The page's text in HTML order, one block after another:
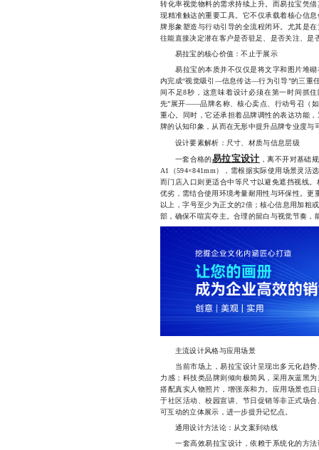
转化率视觉物料的需求持续上升。而易拉宝凭
现精准触达的重要工具。它不仅承载着核心信
牌形象塑造与行动引导的全流程闭环。尤其是
往能直接决定潜在客户是否驻足、是否关注、是
易拉宝的核心价值：不止于展示
易拉宝的本质并不仅仅是将文字和图片堆砌
内完成“视觉吸引—信息传达—行为引导”的三重
间不足8秒，这意味着设计必须在第一时间抓
先”展开——品牌名称、核心卖点、行动号召（
重心。同时，它还承担着品牌调性的表达功能
牌的认知印象，从而在无形中提升品牌专业度与
设计要素解析：尺寸、材质与信息层级
一套合格的易拉宝设计 ，离不开对基础
A1（594×841mm），需根据实际使用场景灵活
而门店入口则更适合中等尺寸以避免遮挡视线
优劣，需结合使用环境考量耐用性与环保性。更
以上，字号至少为正文的2倍；核心信息用加粗
部，确保不喧宾夺主。合理的留白与视觉节奏，
主流设计风格与应用场景
当前市场上，易拉宝设计呈现出多元化趋势
力感；科技类品牌则倾向极简风，采用灰蓝黑
搭配真实人物照片，增强亲和力。应用场景也
于社区活动、校园宣讲、节日促销等非正式场
可互动的立体展示，进一步提升记忆点。
通用设计方法论：从文案到动线
一套高效易拉宝设计，依赖于系统化的方法